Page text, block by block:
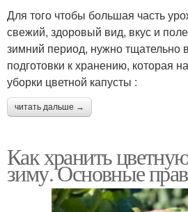
Для того чтобы большая часть
свежий, здоровый вид, вкус и
зимний период, нужно тщательно
подготовки к хранению, которая
уборки цветной капусты :
читать дальше →
Как хранить
зиму. Основные